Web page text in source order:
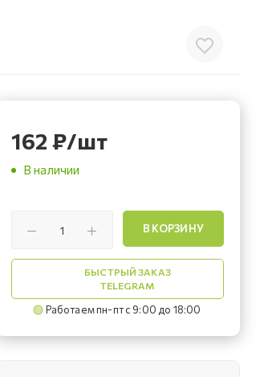
162 ₽/шт
В наличии
В КОРЗИНУ
БЫСТРЫЙ ЗАКАЗ
TELEGRAM
Работаем пн-пт с 9:00 до 18:00